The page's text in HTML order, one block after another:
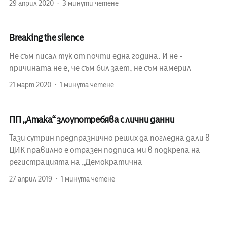
29 април 2020 3 минути четене
Breaking the silence
Не съм писал тук от почти една година. И не -
причината не е, че съм бил зает, не съм намерил
21 март 2020 1 минута четене
ПП „Атака“ злоупотребява с лични данни
Тази сутрин предпразнично реших да погледна дали в
ЦИК правилно е отразен подписа ми в подкрепа на
регистрацията на „Демократична
27 април 2019 1 минута четене